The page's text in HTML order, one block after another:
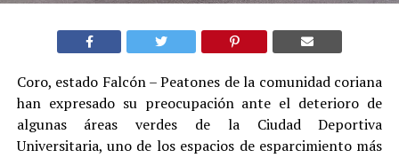
Coro, estado Falcón – Peatones de la comunidad coriana
han expresado su preocupación ante el deterioro de
algunas áreas verdes de la Ciudad Deportiva
Universitaria, uno de los espacios de esparcimiento más